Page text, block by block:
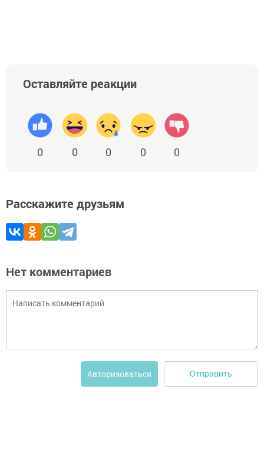
Оставляйте реакции
0 0 0 0 0
Расскажите друзьям
Нет комментариев
Авторизоваться Отправить